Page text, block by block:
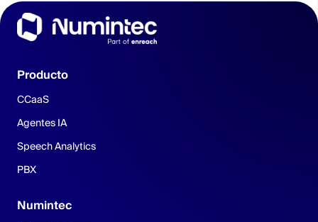
Producto
CCaaS
Agentes IA
Speech Analytics
PBX
Numintec